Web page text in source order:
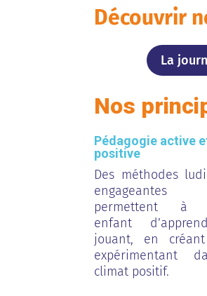
Découvrir
La
Nos
Pédagogie active
positive
Des méthodes
permettent à
enfant
jouant, en
expérimentant
climat positif.